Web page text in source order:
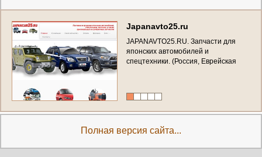
Japanavto25.ru
JAPANAVTO25. RU Запчасти для
японских автомобилей и
спецтехники (Россия Еврейская
Полная версия сайта...